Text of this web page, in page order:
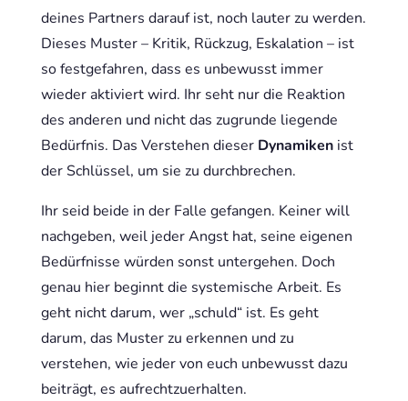
deines Partners darauf ist, noch lauter zu werden.
Dieses Muster – Kritik, Rückzug, Eskalation – ist
so festgefahren, dass es unbewusst immer
wieder aktiviert wird. Ihr seht nur die Reaktion
des anderen und nicht das zugrunde liegende
Bedürfnis. Das Verstehen dieser Dynamikenist
der Schlüssel, um sie zu durchbrechen.
Ihr seid beide in der Falle gefangen. Keiner will
nachgeben, weil jeder Angst hat, seine eigenen
Bedürfnisse würden sonst untergehen. Doch
genau hier beginnt die systemische Arbeit. Es
geht nicht darum, wer „schuld“ ist. Es geht
darum, das Muster zu erkennen und zu
verstehen, wie jeder von euch unbewusst dazu
beiträgt, es aufrechtzuerhalten.